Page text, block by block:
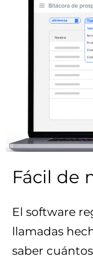
Fácil de
El software
llamadas
saber